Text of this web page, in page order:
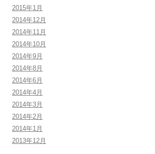
2015年1月
2014年12月
2014年11月
2014年10月
2014年9月
2014年8月
2014年6月
2014年4月
2014年3月
2014年2月
2014年1月
2013年12月